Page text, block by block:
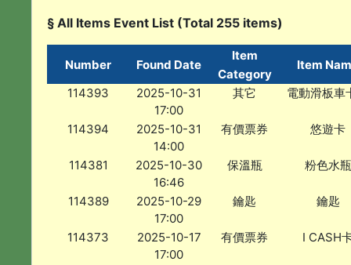
§ All Items Event List (Total 255 items)
Number Found Date
Item
Category
Item
114393
2025-10-31
17:00
其它 電動滑板車
114394
2025-10-31
14:00
有價票券 悠遊卡
114381
2025-10-30
16:46
保溫瓶 粉色水瓶
114389
2025-10-29
17:00
鑰匙 鑰匙
114373
2025-10-17
17:00
有價票券 I CASH